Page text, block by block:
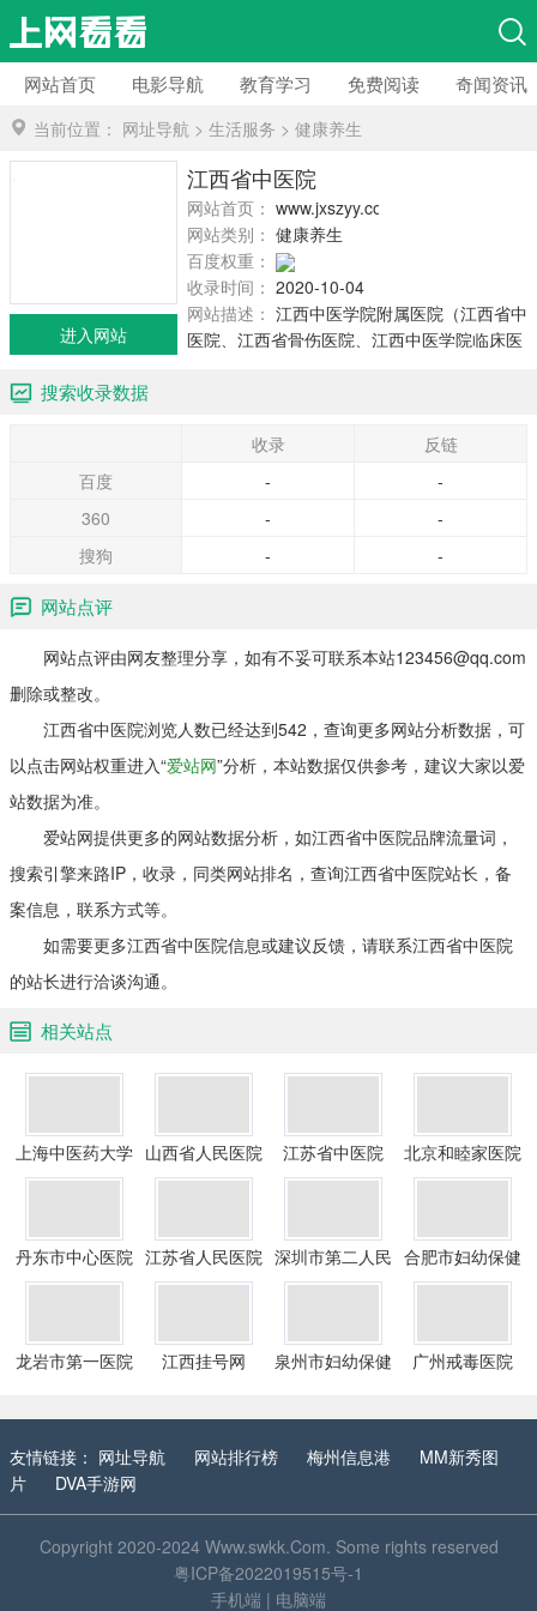
网站首页 电影导航 教育学习 免费阅读 奇闻资讯
当前位置： 网址导航 > 生活服务 > 健康养生
江西省中医院
网站首页： www.jxszyy.com
网站类别： 健康养生
百度权重：
收录时间： 2020-10-04
网站描述： 江西中医学院附属医院（江西省中
医院、江西省骨伤医院、江西中医学院临床医
研、预防保健、康复于一体的综合性中医院，
进入网站
搜索收录数据
收录
反链
百度
-
-
360
-
-
搜狗
- -
网站点评
网站点评由网友整理分享，如有不妥可联系本站123456@qq.com
删除或整改。
江西省中医院浏览人数已经达到542，查询更多网站分析数据，可
以点击网站权重进入“爱站网”分析，本站数据仅供参考，建议大家以爱
站数据为准。
爱站网提供更多的网站数据分析，如江西省中医院品牌流量词，
搜索引擎来路IP，收录，同类网站排名，查询江西省中医院站长，备
案信息，联系方式等。
如需要更多江西省中医院信息或建议反馈，请联系江西省中医院
的站长进行洽谈沟通。
相关站点
上海中医药大学
附属曙光医
山西省人民医院 江苏省中医院 北京和睦家医院
丹东市中心医院 江苏省人民医院 深圳市第二人民
医院
合肥市妇幼保健
院
龙岩市第一医院 江西挂号网
泉州市妇幼保健
广州戒毒医院
友情链接： 网址导航 网站排行榜 梅州信息港
MM新秀图
片
DVA手游网
Copyright 2020-2024 Www.swkk.Com. Some rights reserved
粤ICP备2022019515号-1
手机端 | 电脑端